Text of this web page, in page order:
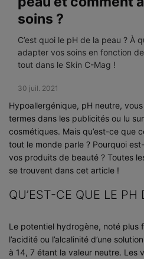
soins ?
C’est quoi le pH de la peau ? À
adapter vos soins en fonction
tout dans le Skin C-Mag !
Creation Date:
30 juil. 2021
Update Date:
Hypoallergénique, pH neutre,
termes dans les publicités ou lu
cosmétiques. Mais qu’est-ce que
tout le monde parle ? Pourquoi
vos produits de beauté ? Toutes
se trouvent dans cet article !
QU’EST-CE QUE LE PH
Le potentiel hydrogène, noté plus
l’acidité ou l’alcalinité d’une
à 14, 7 étant la valeur neutre. Les